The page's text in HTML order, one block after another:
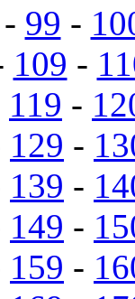
- 99 -
109 -
119 -
129 -
139 -
149 -
159 -